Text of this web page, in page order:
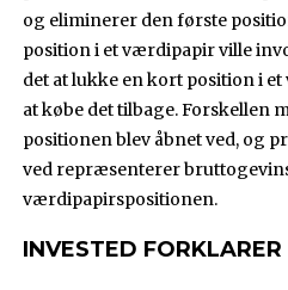
og eliminerer den første
position i et værdipapir ville
det at lukke en kort position i
at købe det tilbage. Forskellen
positionen blev åbnet ved, og
ved repræsenterer
værdipapirspositionen.
INVESTED